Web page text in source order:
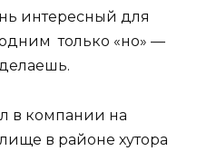
интересный для
только «но» —
в компании на
в районе хутора